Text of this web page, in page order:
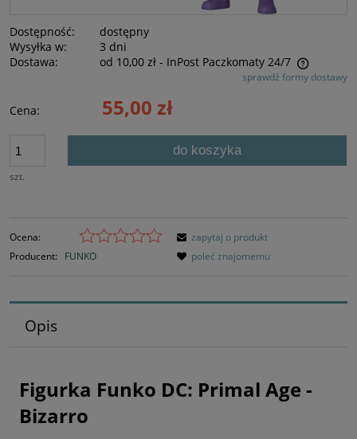
Dostępność:
dostępny
Wysyłka w:
3 dni
Dostawa:
od 10,00 zł - InPost Paczkomaty 24/7
Cena nie zawiera ewentualnych kosztów płatnościsprawdź formy dostawy
Cena: 55,00 zł
szt.
do koszyka
Ocena:
Producent:
FUNKO
zapytaj o produkt
poleć znajomemu
Opis
Figurka Funko DC: Primal Age -
Bizarro